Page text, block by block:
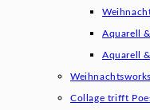
Aquarell
Aquarell
Collage trifft